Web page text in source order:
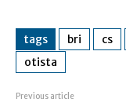
tags bri cs
otista
Previous article